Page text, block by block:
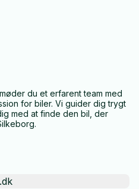
du et erfarent team med
for biler. Vi guider dig trygt
med at finde den bil, der